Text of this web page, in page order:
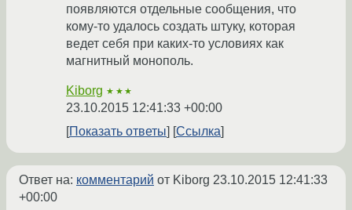
появляются отдельные сообщения, что
кому-то удалось создать штуку, которая
ведет себя при каких-то условиях как
магнитный монополь.
Kiborg ★★★
23.10.2015 12:41:33 +00:00
Показать ответы
Ссылка
Ответ на: комментарий от Kiborg 23.10.2015 12:41:33
+00:00